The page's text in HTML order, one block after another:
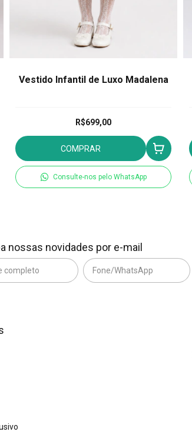
Vestido Infantil de Luxo Madalena
R$699,00
COMPRAR
Consulte-nos pelo WhatsApp
nossas novidades por e-mail